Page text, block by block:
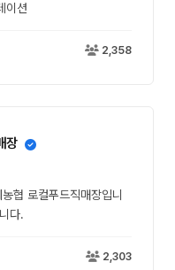
이션
2,358
장
협 로컬푸드직매장입니
다.
2,303